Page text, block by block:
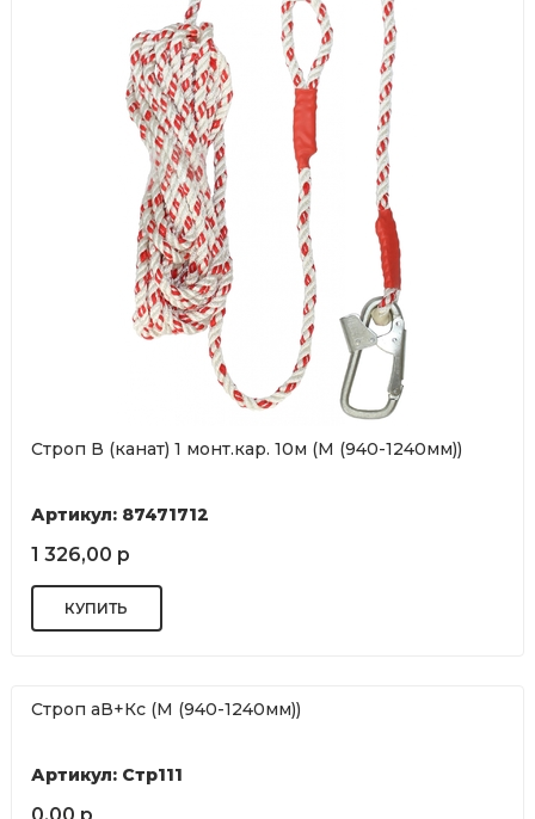
Строп В (канат) 1 монт.кар. 10м (М (940-1240мм))
Артикул: 87471712
1 326,00 р
Строп аВ+Кс (М (940-1240мм))
Артикул: Стр111